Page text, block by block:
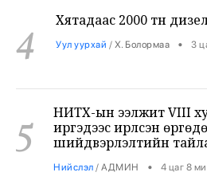
5
иргэдээс ирүүлсэн
шийдвэрлэлтийн
Нийслэл/АДМИН • 4 цаг 8